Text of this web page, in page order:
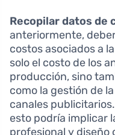
Recopilar datos de
anteriormente,
costos asociados a
solo el costo de los
producción, sino
como la gestión de
canales
esto podría implicar
profesional y diseño